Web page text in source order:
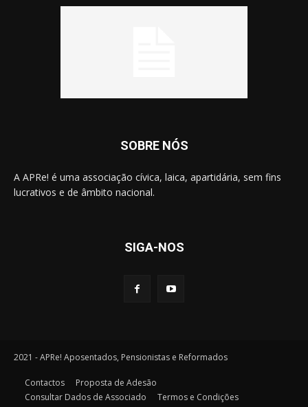
SOBRE NÓS
A APRe! é uma associação cívica, laica, apartidária, sem fins
lucrativos e de âmbito nacional.
SIGA-NOS
2021 - APRe! Aposentados, Pensionistas e Reformados
Contactos
Proposta de Adesão
Consultar Dados de Associado
Termos e Condições